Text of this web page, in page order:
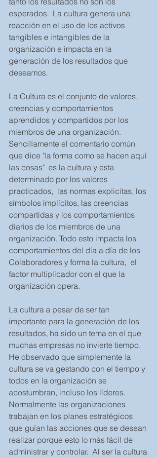
esperados.  La cultura genera una
reacción en el uso de los activos
tangibles e intangibles de la
organización e impacta en la
generación de los resultados que
deseamos.
La Cultura es el conjunto de valores,
creencias y comportamientos
aprendidos y compartidos por los
miembros de una organización.
Sencillamente el comentario común
que dice "la forma como se hacen aquí
las cosas"  es la cultura y esta
determinado por los valores
practicados,  las normas explicitas, los
símbolos implícitos, las creencias
compartidas y los comportamientos
diarios de los miembros de una
organización. Todo esto impacta los
comportamientos del día a día de los
Colaboradores y forma la cultura,  el
factor multiplicador con el que la
organización opera.
La cultura a pesar de ser tan
importante para la generación de los
resultados, ha sido un tema en el que
muchas empresas no invierte tiempo.
He observado que simplemente la
cultura se va gestando con el tiempo y
todos en la organización se
acostumbran, incluso los líderes.
Normalmente las organizaciones
trabajan en los planes estratégicos
que guían las acciones que se desean
realizar porque esto lo más fácil de
administrar y controlar.  Al ser la cultura